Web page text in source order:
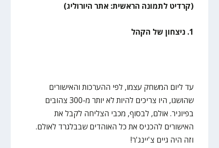
(קרדיט לתמונה הראשית: אתר היורוליג)
1. ניצחון של הקהל
עד ליום המשחק עצמו, לפי ההערכות והאישורים
שהושגו, היו צריכים להיות לא יותר מ-300 צהובים
בפיוניר. אולם, לבסוף, מכבי הצליחה לקבל את
האישורים להכניס את כל האוהדים שבבלגרד לאולם.
וזה היה גיים צ'יינג'ר!